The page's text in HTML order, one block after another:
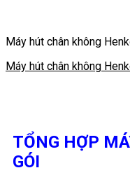
Máy hút chân không
Máy hút chân không
TỔNG HỢP
GÓI